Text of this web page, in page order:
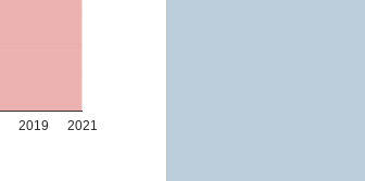
2019 2021